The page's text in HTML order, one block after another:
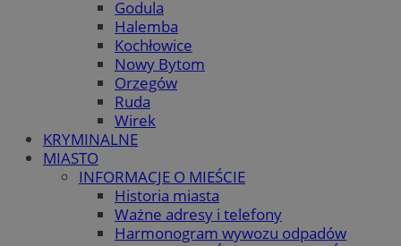
Godula
Halemba
Kochłowice
Nowy Bytom
Orzegów
Ruda
Wirek
KRYMINALNE
MIASTO
INFORMACJE O MIEŚCIE
Historia miasta
Ważne adresy i telefony
Harmonogram wywozu odpadów